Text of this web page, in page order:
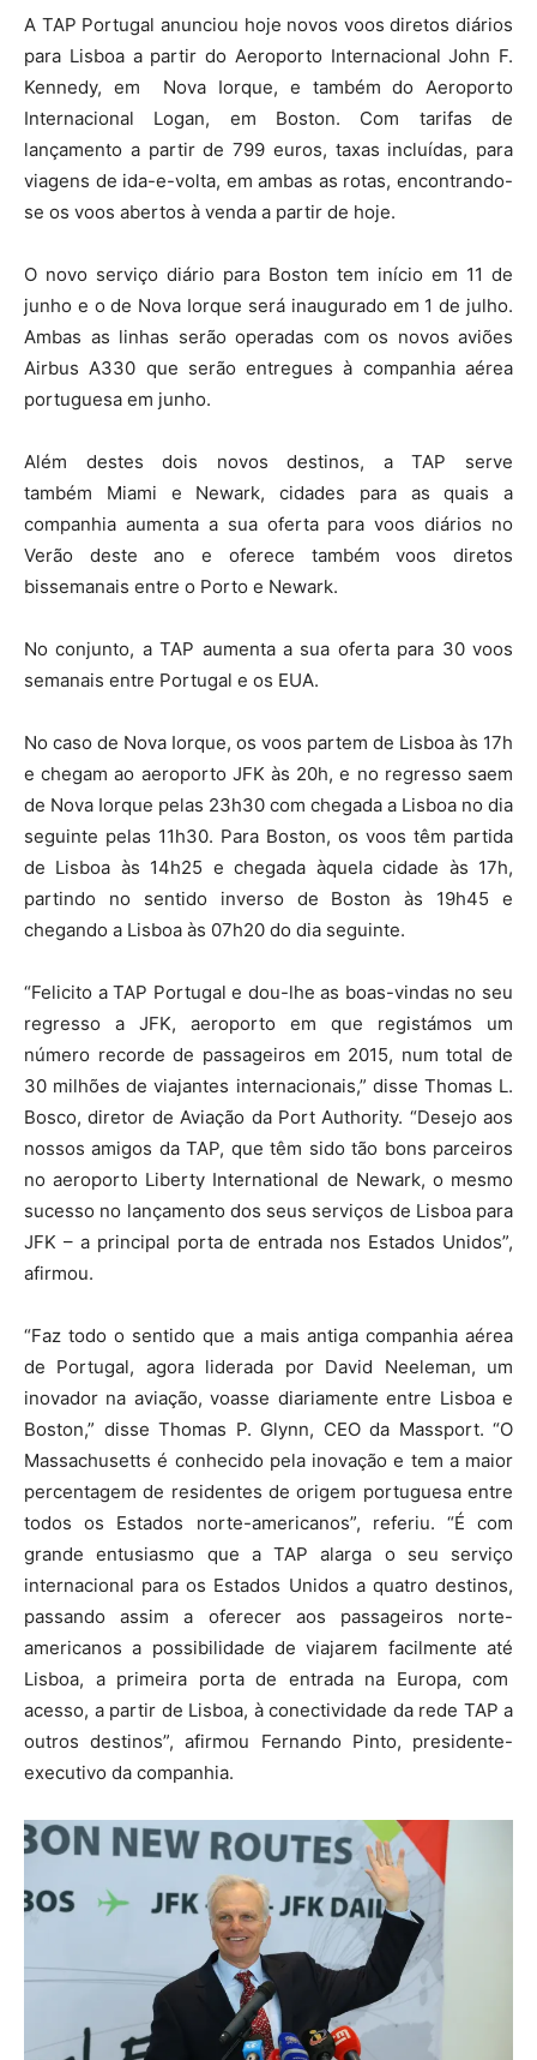
A TAP Portugal anunciou hoje novos voos diretos diários
para Lisboa a partir do Aeroporto Internacional John F.
Kennedy, em Nova Iorque, e também do Aeroporto
Internacional Logan, em Boston. Com tarifas de
lançamento a partir de 799 euros, taxas incluídas, para
viagens de ida-e-volta, em ambas as rotas, encontrando-
se os voos abertos à venda a partir de hoje.
O novo serviço diário para Boston tem início em 11 de
junho e o de Nova Iorque será inaugurado em 1 de julho.
Ambas as linhas serão operadas com os novos aviões
Airbus A330 que serão entregues à companhia aérea
portuguesa em junho.
Além destes dois novos destinos, a TAP serve
também Miami e Newark, cidades para as quais a
companhia aumenta a sua oferta para voos diários no
Verão deste ano e oferece também voos diretos
bissemanais entre o Porto e Newark.
No conjunto, a TAP aumenta a sua oferta para 30 voos
semanais entre Portugal e os EUA.
No caso de Nova Iorque, os voos partem de Lisboa às 17h
e chegam ao aeroporto JFK às 20h, e no regresso saem
de Nova Iorque pelas 23h30 com chegada a Lisboa no dia
seguinte pelas 11h30. Para Boston, os voos têm partida
de Lisboa às 14h25 e chegada àquela cidade às 17h,
partindo no sentido inverso de Boston às 19h45 e
chegando a Lisboa às 07h20 do dia seguinte.
“Felicito a TAP Portugal e dou-lhe as boas-vindas no seu
regresso a JFK, aeroporto em que registámos um
número recorde de passageiros em 2015, num total de
30 milhões de viajantes internacionais,” disse Thomas L.
Bosco, diretor de Aviação da Port Authority. “Desejo aos
nossos amigos da TAP, que têm sido tão bons parceiros
no aeroporto Liberty International de Newark, o mesmo
sucesso no lançamento dos seus serviços de Lisboa para
JFK – a principal porta de entrada nos Estados Unidos”,
afirmou.
“Faz todo o sentido que a mais antiga companhia aérea
de Portugal, agora liderada por David Neeleman, um
inovador na aviação, voasse diariamente entre Lisboa e
Boston,” disse Thomas P. Glynn, CEO da Massport. “O
Massachusetts é conhecido pela inovação e tem a maior
percentagem de residentes de origem portuguesa entre
todos os Estados norte-americanos”, referiu. “É com
grande entusiasmo que a TAP alarga o seu serviço
internacional para os Estados Unidos a quatro destinos,
passando assim a oferecer aos passageiros norte-
americanos a possibilidade de viajarem facilmente até
Lisboa, a primeira porta de entrada na Europa, com
acesso, a partir de Lisboa, à conectividade da rede TAP a
outros destinos”, afirmou Fernando Pinto, presidente-
executivo da companhia.